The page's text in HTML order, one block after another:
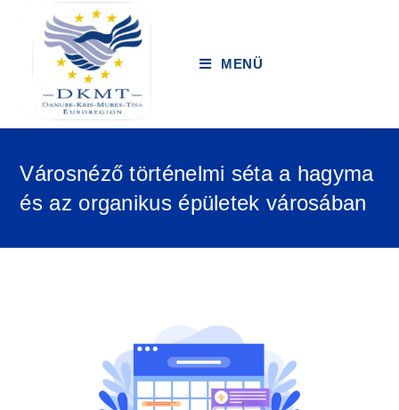
MENÜ
Városnéző történelmi séta a hagyma
és az organikus épületek városában